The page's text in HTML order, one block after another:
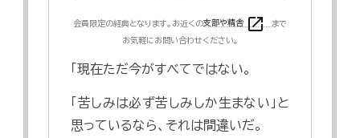
会員限定の経典となります。お近くの支部や精舎 open_in_new まで
お気軽にお問い合わせください。
「現在ただ今がすべてではない。
「苦しみは必ず苦しみしか生まない」と
思っているなら、それは間違いだ。